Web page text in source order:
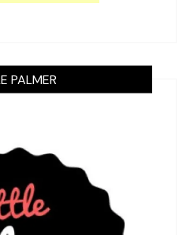
PALMER